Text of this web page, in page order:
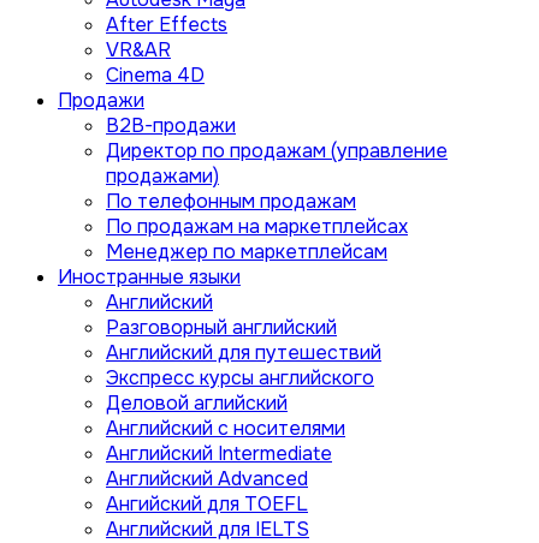
After Effects
VR&AR
Cinema 4D
Продажи
B2B-продажи
Директор по продажам (управление
продажами)
По телефонным продажам
По продажам на маркетплейсах
Менеджер по маркетплейсам
Иностранные языки
Английский
Разговорный английский
Английский для путешествий
Экспресс курсы английского
Деловой аглийский
Английский с носителями
Английский Intermediate
Английский Advanced
Ангийский для TOEFL
Английский для IELTS